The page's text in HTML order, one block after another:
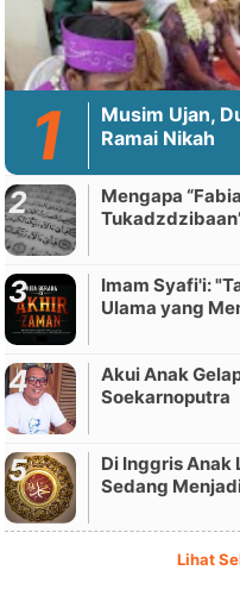
Musim Ujan,
Ramai Nikah
Mengapa
Imam Syafi'i:
Ulama yang
Akui Anak
Soekarnoputra
Di Inggris Anak
Sedang
Lihat